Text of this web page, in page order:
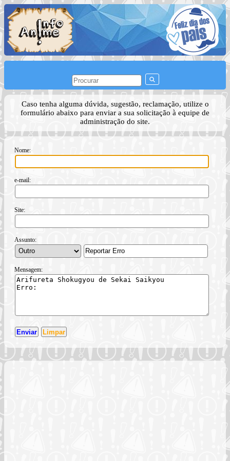
Caso tenha alguma dúvida, sugestão, reclamação, utilize o
formulário abaixo para enviar a sua solicitação à equipe de
administração do site.
Nome:
e-mail:
Site:
Assunto:
Mensagem: